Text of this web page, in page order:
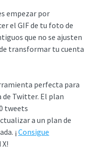
empezar por
el GIF de tu foto de
que no se ajusten
transformar tu cuenta
perfecta para
Twitter. El plan
tweets
a un plan de
¡ Consigue